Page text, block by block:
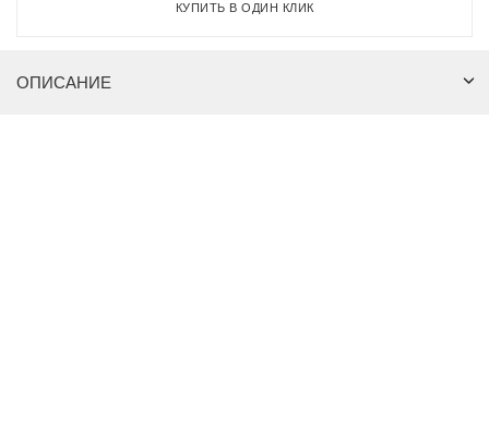
КУПИТЬ В ОДИН КЛИК
ОПИСАНИЕ